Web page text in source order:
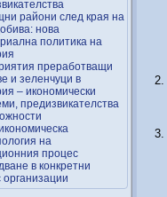
райони след края на
нова
политика на
преработващи
и зеленчуци в
– икономически
предизвикателства
на
процес
в конкретни
организации